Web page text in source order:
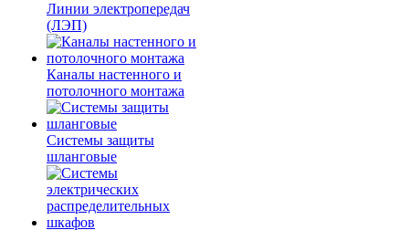
Линии электропередач
(ЛЭП)
Каналы настенного и
потолочного монтажа
Системы защиты
шланговые